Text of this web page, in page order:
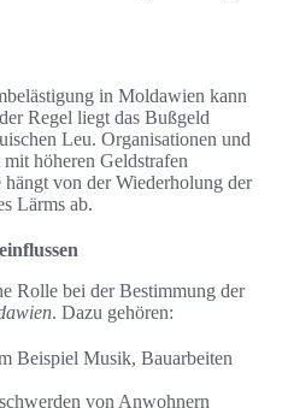
in Moldawien kann
Regel liegt das Bußgeld
Leu. Organisationen und
höheren Geldstrafen
von der Wiederholung der
Lärms ab.
Rolle bei der Bestimmung der
. Dazu gehören:
Beispiel Musik, Bauarbeiten
von Anwohnern